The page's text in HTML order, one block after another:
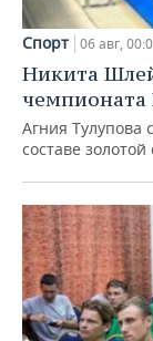
Спорт 06 авг,
Никита
Агния Тулупова
составе